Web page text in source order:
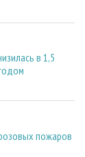
в 1,5
пожаров